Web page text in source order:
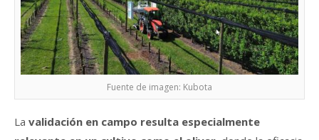
Fuente de imagen: Kubota
La validación en campo resulta especialmente